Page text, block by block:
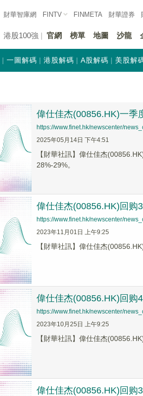
財華智庫網 FINTV FINMETA 財華證券
港股100強 官網 榜單 地圖 沙龍
一圖解碼 港股解碼 A股解碼 美股解
偉仕佳杰(00856.HK)一季
https://www.finet.hk/newscenter/
2025年05月14日 下午4:51
【財華社訊】偉仕佳杰
28%-29%。
偉仕佳杰(00856.HK)回购
https://www.finet.hk/newscenter/
2023年11月01日 上午9:25
【財華社訊】偉仕佳杰
偉仕佳杰(00856.HK)回购
https://www.finet.hk/newscenter/
2023年10月25日 上午9:25
【財華社訊】偉仕佳杰
偉仕佳杰(00856.HK)回购